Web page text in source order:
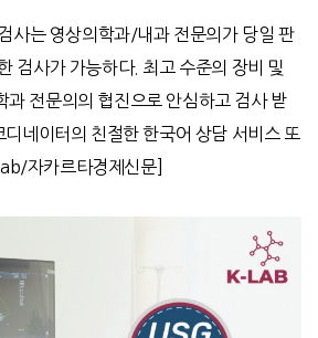
사는 영상의학과/내과 전문의가 당일 판
검사가 가능하다. 최고 수준의 장비 및
과 전문의의 협진으로 안심하고 검사 받
디네이터의 친절한 한국어 상담 서비스 또
자카르타경제신문]